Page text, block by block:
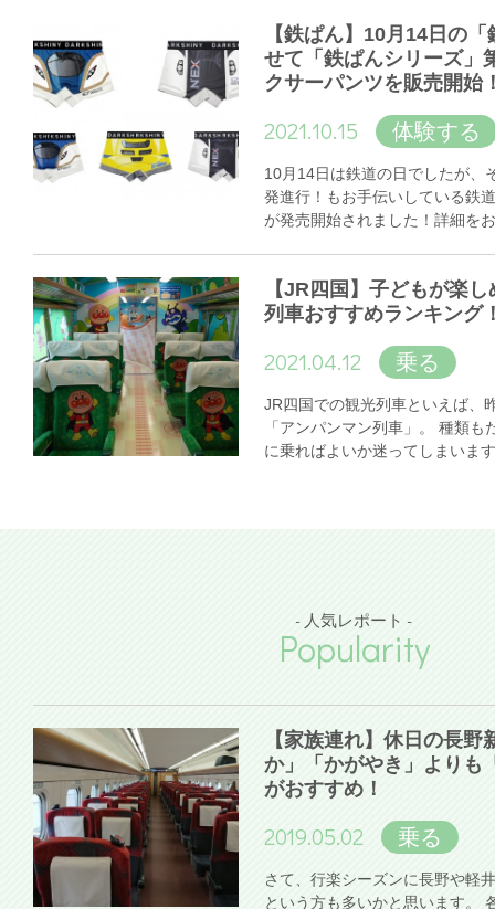
【鉄ぱん】10月14日の
せて「鉄ぱんシリーズ」
クサーパンツを販売開始
2021.10.15 体験する
10月14日は鉄道の日でしたが、
発進行！もお手伝いしている鉄
が発売開始されました！詳細をお
【JR四国】子どもが楽
列車おすすめランキング
2021.04.12 乗る
JR四国での観光列車といえば、
「アンパンマン列車」。 種類も
に乗ればよいか迷ってしまいます
- 人気レポート -
Popularity
【家族連れ】休日の長野
か」「かがやき」よりも
がおすすめ！
2019.05.02 乗る
さて、行楽シーズンに長野や軽
という方も多いかと思います。